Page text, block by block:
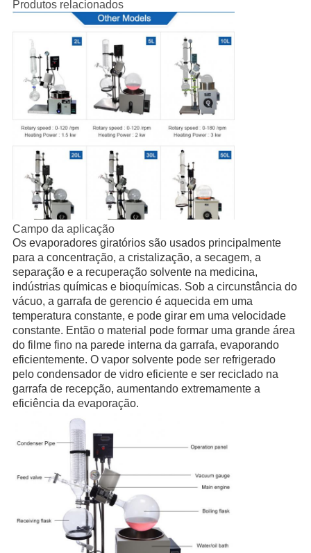
Produtos relacionados
Campo da aplicação
Os evaporadores giratórios são usados principalmente
para a concentração, a cristalização, a secagem, a
separação e a recuperação solvente na medicina,
indústrias químicas e bioquímicas. Sob a circunstância do
vácuo, a garrafa de gerencio é aquecida em uma
temperatura constante, e pode girar em uma velocidade
constante. Então o material pode formar uma grande área
do filme fino na parede interna da garrafa, evaporando
eficientemente. O vapor solvente pode ser refrigerado
pelo condensador de vidro eficiente e ser reciclado na
garrafa de recepção, aumentando extremamente a
eficiência da evaporação.